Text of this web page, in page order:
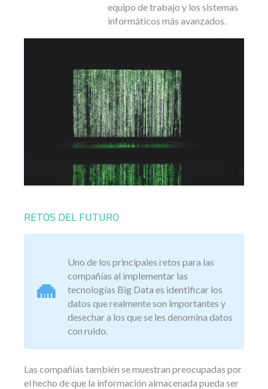
equipo de trabajo y los sistemas
informáticos más avanzados.
RETOS DEL FUTURO
Uno de los principales retos para las
compañías al implementar las
tecnologías Big Data es identificar los
datos que realmente son importantes y
desechar a los que se les denomina datos
con ruido.
Las compañías también se muestran preocupadas por
el hecho de que la información almacenada pueda ser